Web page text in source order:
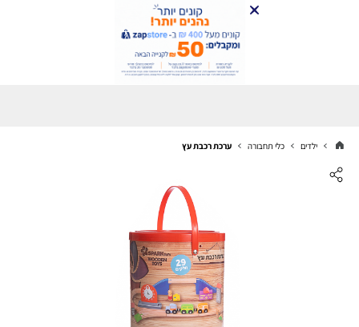
ילדים כלי תחבורה ערכת רכבת עץ